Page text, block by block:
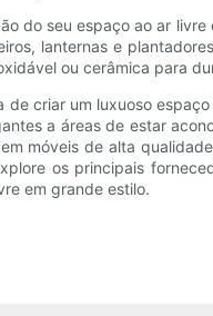
do seu espaço ao ar
lanternas e
ou cerâmica para
de criar um luxuoso
a áreas de estar
móveis de alta
os principais
em grande estilo.